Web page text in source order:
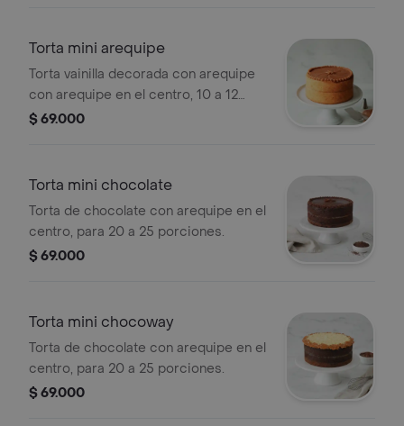
Torta mini arequipe
Torta vainilla decorada con arequipe
con arequipe en el centro, 10 a 12
porciones.
$ 69.000
Torta mini chocolate
Torta de chocolate con arequipe en el
centro, para 20 a 25 porciones.
$ 69.000
Torta mini chocoway
Torta de chocolate con arequipe en el
centro, para 20 a 25 porciones.
$ 69.000